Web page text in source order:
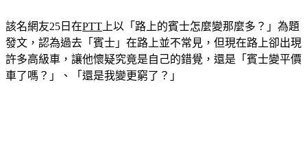
該名網友25日在PTT 上以「路上的賓士怎麼變那麼多？」為題
發文，認為過去「賓士」在路上並不常見，但現在路上卻出現
許多高級車，讓他懷疑究竟是自己的錯覺，還是「賓士變平價
車了嗎？」、「還是我變更窮了？」